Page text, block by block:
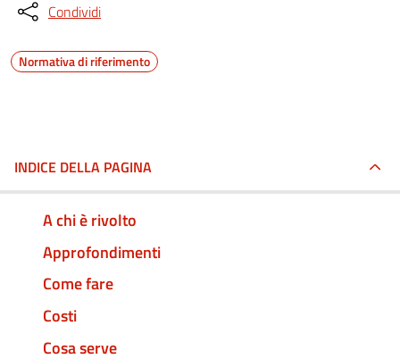
Condividi
Normativa di riferimento
INDICE DELLA PAGINA
A chi è rivolto
Approfondimenti
Come fare
Costi
Cosa serve